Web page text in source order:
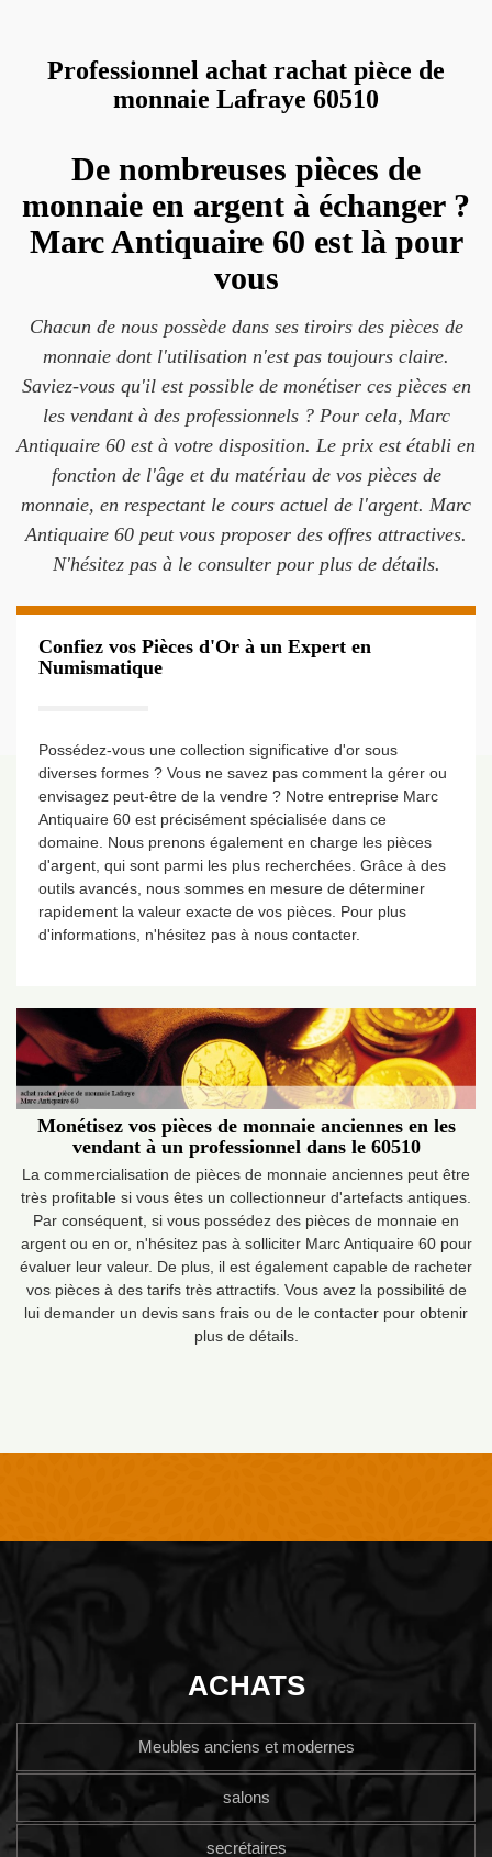
Professionnel achat rachat pièce de
monnaie Lafraye 60510
De nombreuses pièces de
monnaie en argent à échanger ?
Marc Antiquaire 60 est là pour
vous
Chacun de nous possède dans ses tiroirs des pièces de
monnaie dont l'utilisation n'est pas toujours claire.
Saviez-vous qu'il est possible de monétiser ces pièces en
les vendant à des professionnels ? Pour cela, Marc
Antiquaire 60 est à votre disposition. Le prix est établi en
fonction de l'âge et du matériau de vos pièces de
monnaie, en respectant le cours actuel de l'argent. Marc
Antiquaire 60 peut vous proposer des offres attractives.
N'hésitez pas à le consulter pour plus de détails.
Confiez vos Pièces d'Or à un Expert en
Numismatique
Possédez-vous une collection significative d'or sous
diverses formes ? Vous ne savez pas comment la gérer ou
envisagez peut-être de la vendre ? Notre entreprise Marc
Antiquaire 60 est précisément spécialisée dans ce
domaine. Nous prenons également en charge les pièces
d'argent, qui sont parmi les plus recherchées. Grâce à des
outils avancés, nous sommes en mesure de déterminer
rapidement la valeur exacte de vos pièces. Pour plus
d'informations, n'hésitez pas à nous contacter.
Monétisez vos pièces de monnaie anciennes en les
vendant à un professionnel dans le 60510
La commercialisation de pièces de monnaie anciennes peut être
très profitable si vous êtes un collectionneur d'artefacts antiques.
Par conséquent, si vous possédez des pièces de monnaie en
argent ou en or, n'hésitez pas à solliciter Marc Antiquaire 60 pour
évaluer leur valeur. De plus, il est également capable de racheter
vos pièces à des tarifs très attractifs. Vous avez la possibilité de
lui demander un devis sans frais ou de le contacter pour obtenir
plus de détails.
ACHATS
Meubles anciens et modernes
salons
secrétaires